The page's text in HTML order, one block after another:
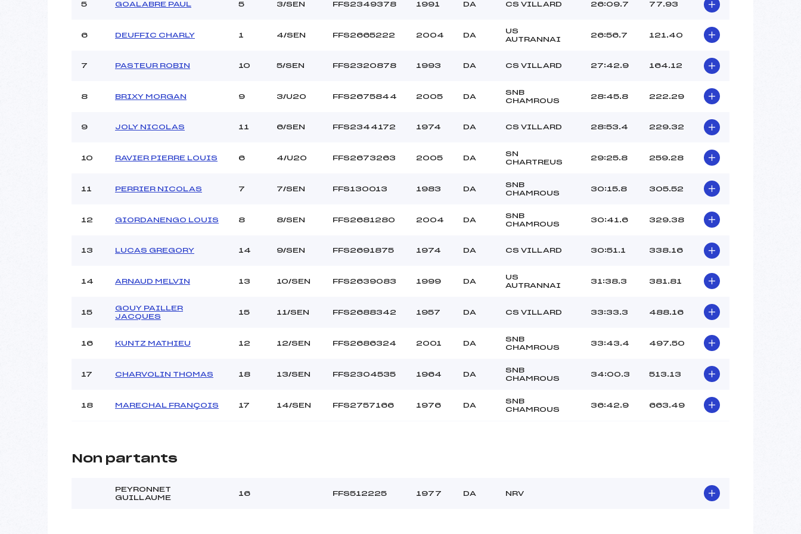
5 GOALABRE PAUL 5 3/SEN FFS2349378 1991 DA CS VILLARD 26:09.7 77.93
6 DEUFFIC CHARLY 1 4/SEN FFS2665222 2004 DA
US
AUTRANNAI
26:56.7 121.40
7 PASTEUR ROBIN 10 5/SEN FFS2320878 1993 DA CS VILLARD 27:42.9 164.12
8 BRIXY MORGAN 9 3/U20 FFS2675844 2005 DA
SNB
CHAMROUS
28:45.8 222.29
9 JOLY NICOLAS 11 6/SEN FFS2344172 1974 DA CS VILLARD 28:53.4 229.32
10 RAVIER PIERRE LOUIS 6 4/U20 FFS2673263 2005 DA
SN
CHARTREUS
29:25.8 259.28
11 PERRIER NICOLAS 7 7/SEN FFS130013 1983 DA
SNB
CHAMROUS
30:15.8 305.52
12 GIORDANENGO LOUIS 8 8/SEN FFS2681280 2004 DA
SNB
CHAMROUS
30:41.6 329.38
13 LUCAS GREGORY 14 9/SEN FFS2691875 1974 DA CS VILLARD 30:51.1 338.16
14 ARNAUD MELVIN 13 10/SEN FFS2639083 1999 DA
US
AUTRANNAI
31:38.3 381.81
15
GOUY PAILLER
JACQUES
15 11/SEN FFS2688342 1957 DA CS VILLARD 33:33.3 488.16
16 KUNTZ MATHIEU 12 12/SEN FFS2686324 2001 DA
SNB
CHAMROUS
33:43.4 497.50
17 CHARVOLIN THOMAS 18 13/SEN FFS2304535 1964 DA
SNB
CHAMROUS
34:00.3 513.13
18 MARECHAL FRANÇOIS 17 14/SEN FFS2757166 1976 DA
SNB
CHAMROUS
36:42.9 663.49
Non partants
PEYRONNET
GUILLAUME
16 FFS512225 1977 DA NRV